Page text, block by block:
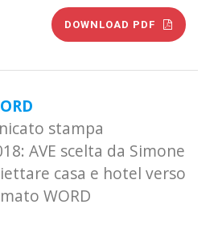
DOWNLOAD PDF
stampa
AVE scelta da Simone
casa e hotel verso
WORD